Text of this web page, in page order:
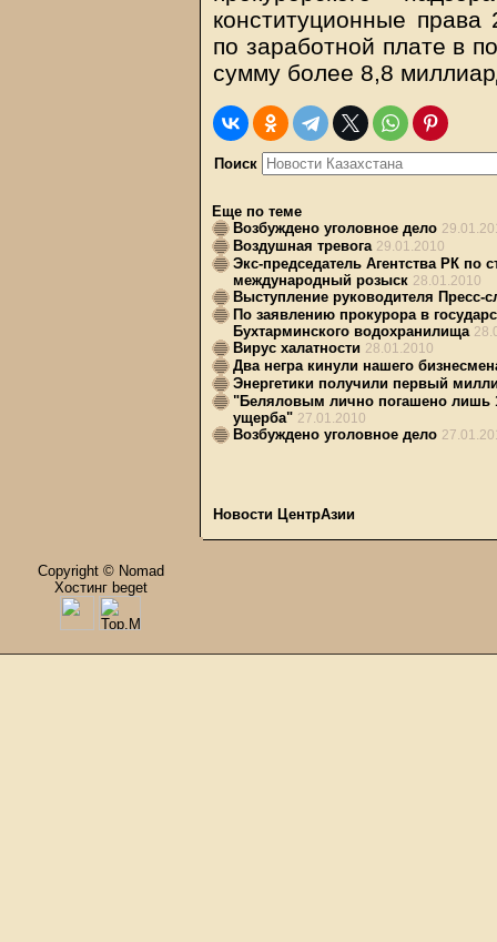
конституционные
по заработной плате в
сумму более 8,8
Поиск
Еще по теме
Возбуждено уголовное дело
Воздушная тревога 29.01.2010
Экс-председатель Агентства РК по
международный розыск 28.01.2010
Выступление руководителя
По заявлению прокурора в
Бухтарминского водохранилища
Вирус халатности 28.01.2010
Два негра кинули нашего
Энергетики получили первый
"Беляловым лично погашено лишь
ущерба" 27.01.2010
Возбуждено уголовное дело
Новости ЦентрАзии
Copyright © Nomad
Хостинг beget